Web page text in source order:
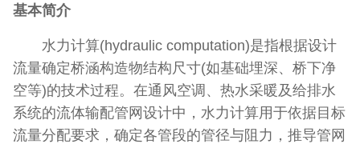
基本简介
水力计算(hydraulic computation)是指根据设计
流量确定桥涵构造物结构尺寸(如基础埋深、桥下净
空等)的技术过程。在通风空调、热水采暖及给排水
系统的流体输配管网设计中，水力计算用于依据目标
流量分配要求，确定各管段的管径与阻力，推导管网